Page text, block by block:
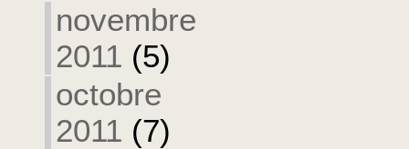
novembre
2011 (5)
octobre
2011 (7)